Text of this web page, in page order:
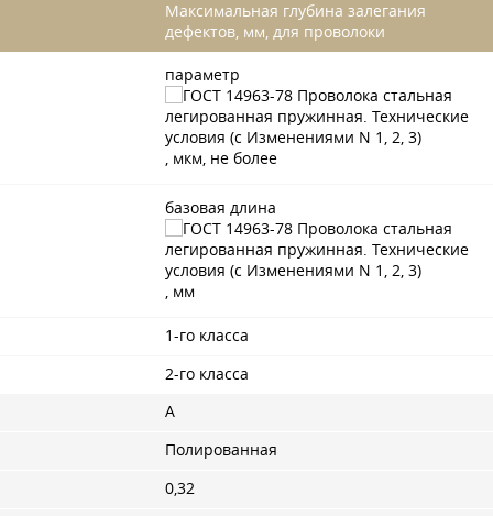
Максимальная глубина залегания
дефектов, мм, для проволоки
параметр
, мкм, не более
базовая длина
, мм
1-го класса
2-го класса
А
Полированная
0,32